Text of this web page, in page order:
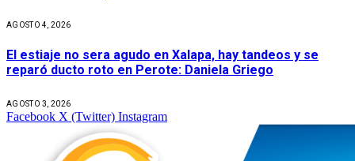
AGOSTO 4, 2026
El estiaje no sera agudo en Xalapa, hay tandeos y se
reparó ducto roto en Perote: Daniela Griego
AGOSTO 3, 2026
Facebook X (Twitter) Instagram